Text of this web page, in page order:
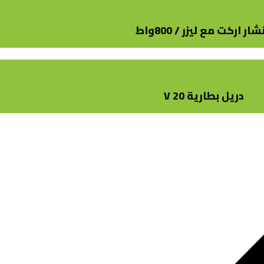
اركت مع ليزر / 800واط
دريل بطارية 20 V